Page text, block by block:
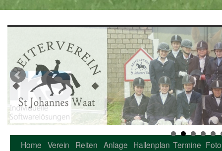
Zum
Home Verein Reiten Anlage Hallenplan Termine